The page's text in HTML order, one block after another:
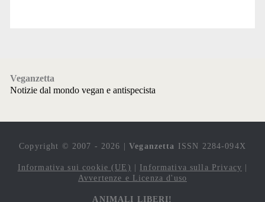
Veganzetta
Notizie dal mondo vegan e antispecista
Copyright © 2007 - 2026 |Veganzetta ISSN 2284-094X
Informativa sui cookie (UE) | Informativa sulla Privacy |
Avvertenze e Licenza d'uso
ANIMALI LIBERI!